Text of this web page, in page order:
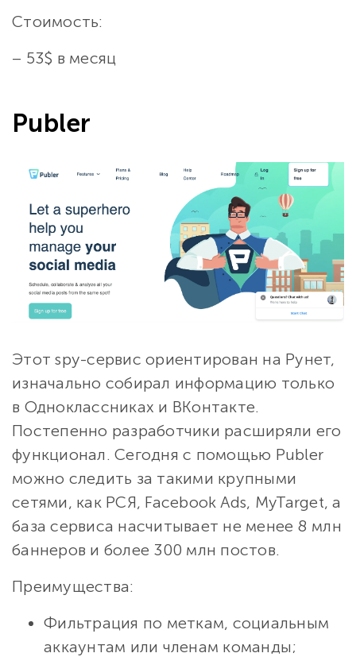
Стоимость:
– 53$ в месяц
Publer
Этот spy-сервис ориентирован на Рунет,
изначально собирал информацию только
в Одноклассниках и ВКонтакте.
Постепенно разработчики расширяли его
функционал. Сегодня с помощью Publer
можно следить за такими крупными
сетями, как РСЯ, Facebook Ads, MyTarget, а
база сервиса насчитывает не менее 8 млн
баннеров и более 300 млн постов.
Преимущества:
Фильтрация по меткам, социальным
аккаунтам или членам команды;